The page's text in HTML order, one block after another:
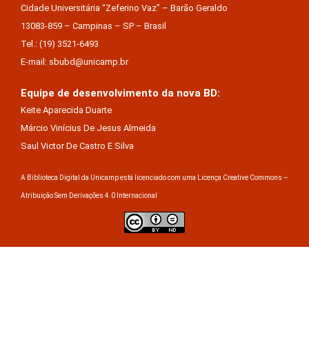
Cidade Universitária “Zeferino Vaz” – Barão Geraldo
13083-859 – Campinas – SP – Brasil
Tel.: (19) 3521-6493
E-mail: sbubd@unicamp.br
Equipe de desenvolvimento da nova BD:
Keite Aparecida Duarte
Márcio Vinícius De Jesus Almeida
Saul Victor De Castro E Silva
A Biblioteca Digital da Unicamp está licenciado com uma Licença Creative Commons –
Atribuição Sem Derivações 4.0 Internacional